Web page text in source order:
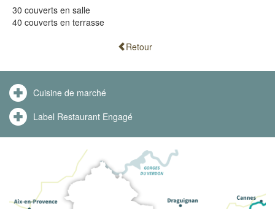
30 couverts en salle
40 couverts en terrasse
Retour
Cuisine de marché
Label Restaurant Engagé